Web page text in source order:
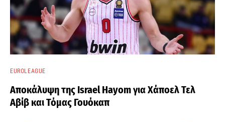
EUROLEAGUE
Αποκάλυψη της Israel Hayom για Χάποελ Τελ
Αβίβ και Τόμας Γουόκαπ